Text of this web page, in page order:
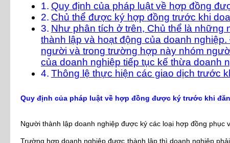
Quy định của pháp luật về hợp đồng
Chủ thể được ký hợp đồng trước khi
Như phân tích ở trên, Chủ thể là những
thành lập và hoạt động của doanh
người và trong trường hợp này nhóm
của doanh nghiệp tiếp tục kế thừa doanh
Thông lệ thực hiện các giao dịch trước
Quy định của pháp luật về hợp đồng được ký trước khi
Người thành lập doanh nghiệp được ký các loại hợp đồng
Trường hợp doanh nghiệp được thành lập thì doanh nghiệp